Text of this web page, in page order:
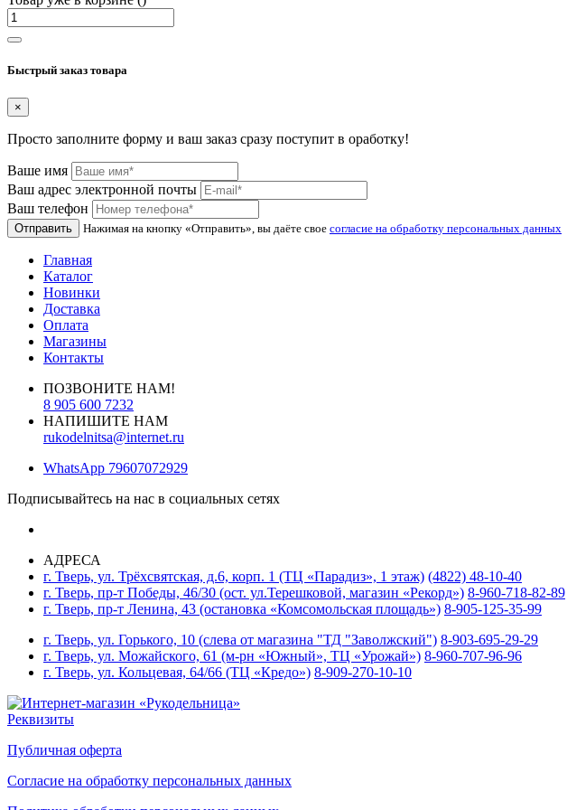
Быстрый заказ товара
×
Просто заполните форму и ваш заказ сразу поступит в оработку!
Ваше имя
Ваш адрес электронной почты
Ваш телефон
Отправить Нажимая на кнопку «Отправить», вы даёте свое согласие на обработку персональных данных
Главная
Каталог
Новинки
Доставка
Оплата
Магазины
Контакты
ПОЗВОНИТЕ НАМ!
8 905 600 7232
НАПИШИТЕ НАМ
rukodelnitsa@internet.ru
WhatsApp 79607072929
Подписывайтесь на нас в социальных сетях
АДРЕСА
г. Тверь, ул. Трёхсвятская, д.6, корп. 1 (ТЦ «Парадиз», 1 этаж) (4822) 48-10-40
г. Тверь, пр-т Победы, 46/30 (ост. ул.Терешковой, магазин «Рекорд») 8-960-718-82-89
г. Тверь, пр-т Ленина, 43 (остановка «Комсомольская площадь») 8-905-125-35-99
г. Тверь, ул. Горького, 10 (слева от магазина "ТД "Заволжский") 8-903-695-29-29
г. Тверь, ул. Можайского, 61 (м-рн «Южный», ТЦ «Урожай») 8-960-707-96-96
г. Тверь, ул. Кольцевая, 64/66 (ТЦ «Кредо») 8-909-270-10-10
Реквизиты
Публичная оферта
Согласие на обработку персональных данных